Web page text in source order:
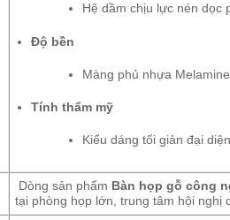
Hệ dầm chịu lực nén dọc
Độ bền
Màng phủ nhựa
Tính thẩm mỹ
Kiểu dáng tối giản đại
Dòng sản phẩm Bàn họp gỗ công
tại phòng họp lớn, trung tâm hội nghị